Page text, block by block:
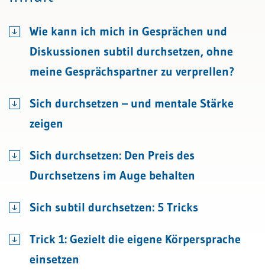
Wie kann ich mich in Gesprächen und
Diskussionen subtil durchsetzen, ohne
meine Gesprächspartner zu verprellen?
Sich durchsetzen – und mentale Stärke
zeigen
Sich durchsetzen: Den Preis des
Durchsetzens im Auge behalten
Sich subtil durchsetzen: 5 Tricks
Trick 1: Gezielt die eigene Körpersprache
einsetzen